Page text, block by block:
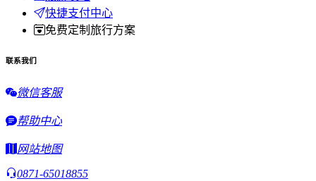
快捷支付中心
免费定制旅行方案
联系我们
微信客服
帮助中心
网站地图
0871-65018855